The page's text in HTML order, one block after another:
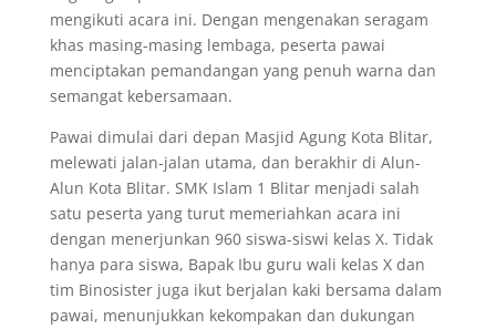
mengikuti acara ini. Dengan mengenakan seragam
khas masing-masing lembaga, peserta pawai
menciptakan pemandangan yang penuh warna dan
semangat kebersamaan.
Pawai dimulai dari depan Masjid Agung Kota Blitar,
melewati jalan-jalan utama, dan berakhir di Alun-
Alun Kota Blitar. SMK Islam 1 Blitar menjadi salah
satu peserta yang turut memeriahkan acara ini
dengan menerjunkan 960 siswa-siswi kelas X. Tidak
hanya para siswa, Bapak Ibu guru wali kelas X dan
tim Binosister juga ikut berjalan kaki bersama dalam
pawai, menunjukkan kekompakan dan dukungan